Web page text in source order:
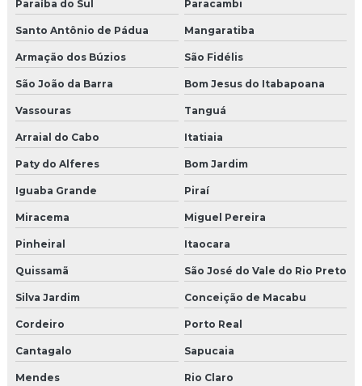
Moldura isopor beiral janela
Moldura de isopor com cimento
Moldura de isopor com cimento externa
Moldura de isopor externo
Moldura de isopor para fachada preço
Moldura de isopor janela
Moldura de isopor para muro
Moldura de isopor onde comprar
Moldura isopor porta
Moldura de isopor preço
Paraíba do Sul Paracambi
Santo Antônio de Pádua Mangaratiba
Armação dos Búzios São Fidélis
São João da Barra Bom Jesus do Itabapoana
Vassouras Tanguá
Arraial do Cabo Itatiaia
Paty do Alferes Bom Jardim
Iguaba Grande Piraí
Miracema Miguel Pereira
Pinheiral Itaocara
Quissamã São José do Vale do Rio Preto
Silva Jardim Conceição de Macabu
Cordeiro Porto Real
Cantagalo Sapucaia
Mendes Rio Claro